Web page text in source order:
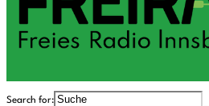
Search for: